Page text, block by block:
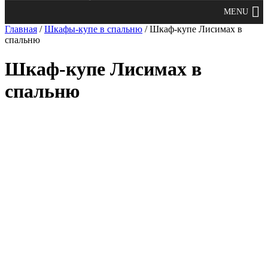
Главная /Шкафы-купе в спальню / Шкаф-купе Лисимах в
спальню
Шкаф-купе Лисимах в
спальню